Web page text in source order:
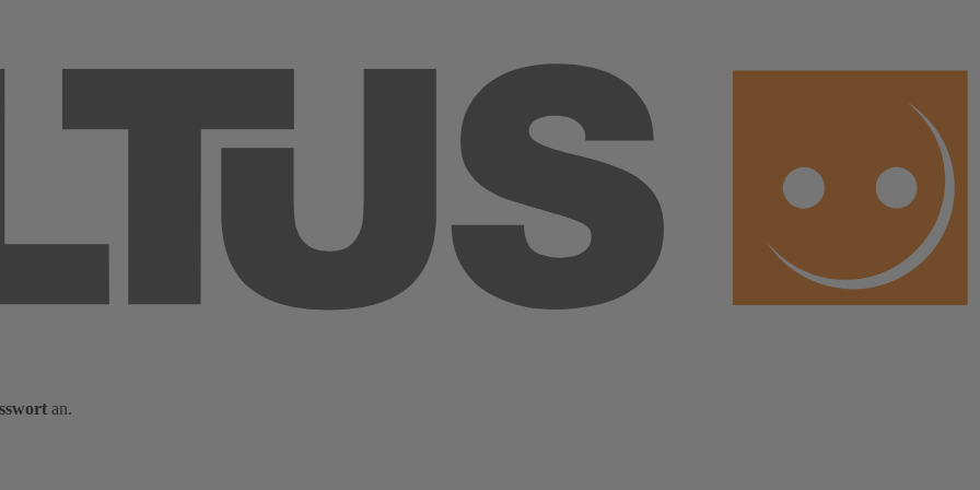
an.